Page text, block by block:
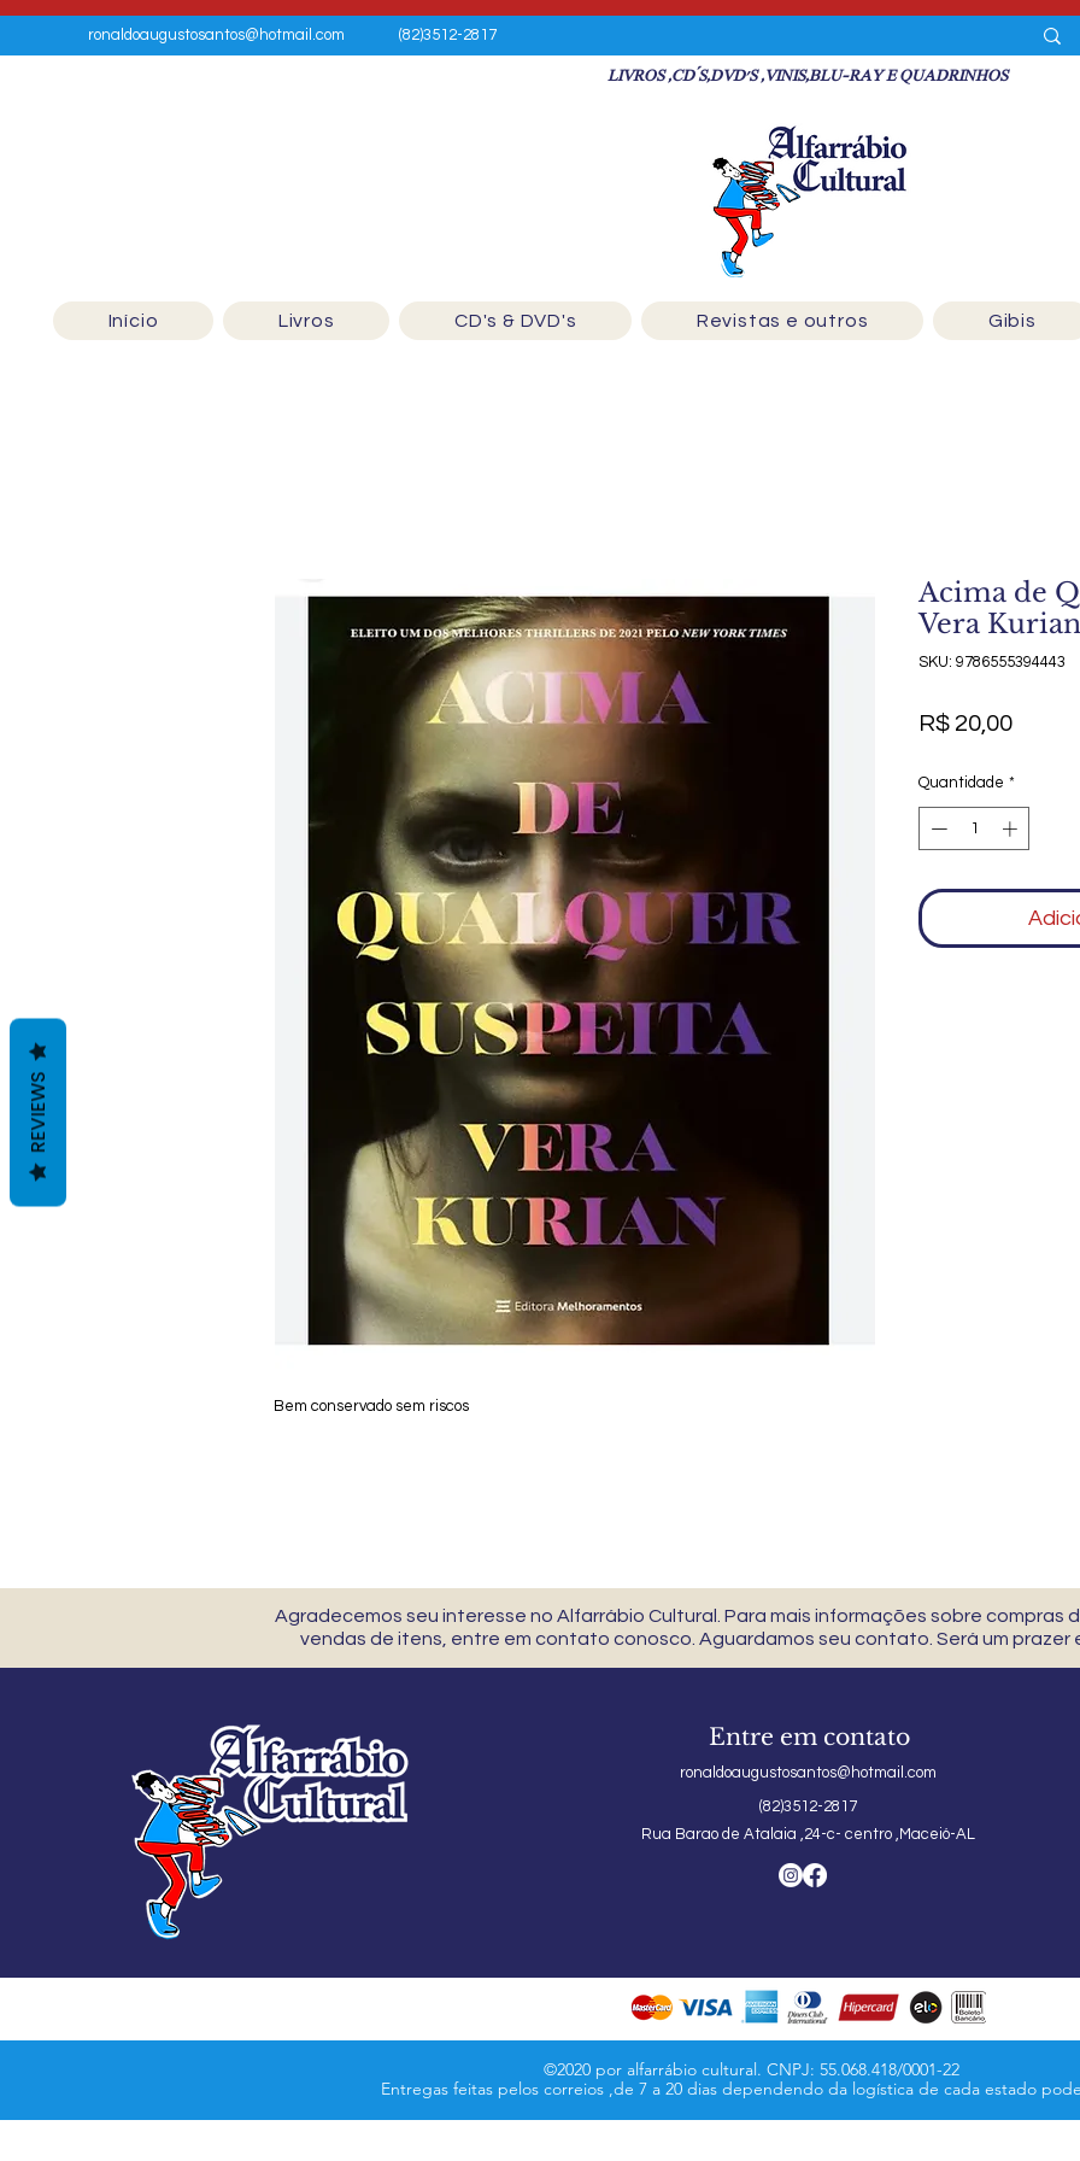
ronaldoaugustosantos@hotmail.com (82)3512-2817
LIVROS ,CD´S,DVD'S ,VINIS,BLU-RAY E QUADRINHOS
Início Livros CD's & DVD's Revistas e outros Gibis
Bem conservado sem riscos
Acima de
Vera Kurian
SKU: 9786555394443
R$ 20,00Preço
Quantidade *
Agradecemos seu interesse no Alfarrábio Cultural. Para mais informações sobre compras
vendas de itens, entre em contato conosco. Aguardamos seu contato. Será um prazer
Entre em contato
ronaldoaugustosantos@hotmail.com
(82)3512-2817
Rua Barao de Atalaia ,24-c- centro ,Maceió-AL
©2020 por alfarrábio cultural. CNPJ: 55.068.418/0001-22
Entregas feitas pelos correios ,de 7 a 20 dias dependendo da logística de cada estado
REVIEWS